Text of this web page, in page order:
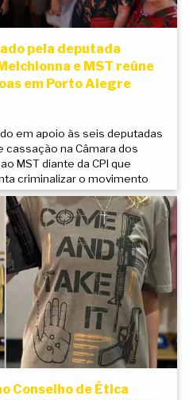
pela deputada
e MST reúne
em Porto Alegre
em apoio às seis deputadas
na Câmara dos
MST diante da CPI que
criminalizar o movimento
Conselho de Ética